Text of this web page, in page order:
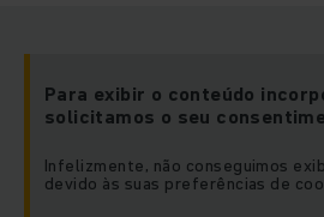
Para exibir o conteúdo
solicitamos o seu
Infelizmente, não conseguimos
devido às suas preferências de